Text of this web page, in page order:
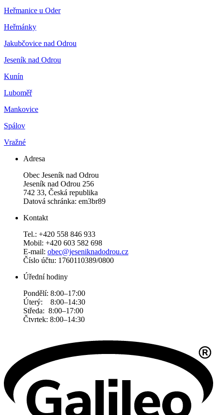
Heřmanice u Oder
Heřmánky
Jakubčovice nad Odrou
Jeseník nad Odrou
Kunín
Luboměř
Mankovice
Spálov
Vražné
Adresa
Obec Jeseník nad Odrou
Jeseník nad Odrou 256
742 33, Česká republika
Datová schránka: em3br89
Kontakt
Tel.: +420 558 846 933
Mobil: +420 603 582 698
E-mail: obec@jeseniknadodrou.cz
Číslo účtu: 1760110389/0800
Úřední hodiny
Pondělí: 8:00–17:00
Úterý: 8:00–14:30
Středa: 8:00–17:00
Čtvrtek: 8:00–14:30